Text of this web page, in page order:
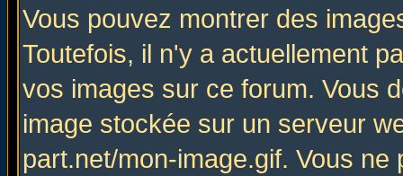
Vous pouvez montrer des
Toutefois, il n'y a actuellement
vos images sur ce forum. Vous
image stockée sur un serveur
part.net/mon-image.gif. Vous